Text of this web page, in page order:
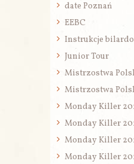
date Poznań
EEBC
Instrukcje
Junior Tour
Mistrzostwa
Mistrzostwa
Monday Killer
Monday Killer
Monday Killer
Monday Killer